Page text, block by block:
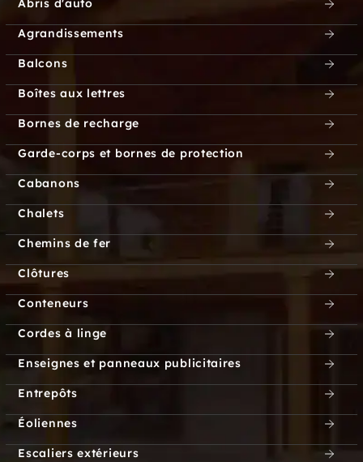
Abris d'auto
Agrandissements
Balcons
Boîtes aux lettres
Bornes de recharge
Garde-corps et bornes de protection
Cabanons
Chalets
Chemins de fer
Clôtures
Conteneurs
Cordes à linge
Enseignes et panneaux publicitaires
Entrepôts
Éoliennes
Escaliers extérieurs